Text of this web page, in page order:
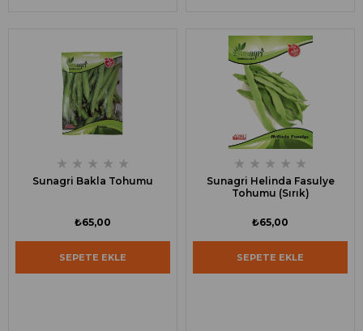
★ ★ ★ ★ ★
Sunagri Bakla Tohumu
₺65,00
SEPETE EKLE
★ ★ ★ ★ ★
Sunagri Helinda Fasulye
Tohumu (Sırık)
₺65,00
SEPETE EKLE